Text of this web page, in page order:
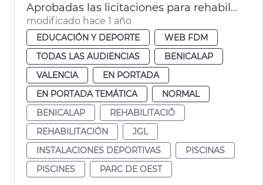
Aprobadas las licitaciones para rehabilitar las piscinas de Benicalap y del Parc de l'Oest
modificado hace 1 año
EDUCACIÓN Y DEPORTE
WEB FDM
TODAS LAS AUDIENCIAS
BENICALAP
VALENCIA
EN PORTADA
EN PORTADA TEMÁTICA
NORMAL
BENICALAP
REHABILITACIÓ
REHABILITACIÓN
JGL
INSTALACIONES DEPORTIVAS
PISCINAS
PISCINES
PARC DE OEST